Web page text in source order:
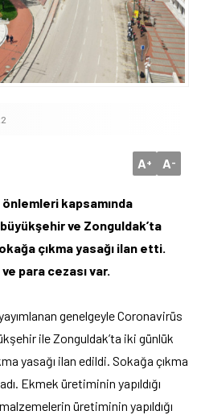
A+ A-
önlemleri kapsamında
ve Zonguldak’ta
çıkma yasağı ilan etti.
para cezası var.
genelgeyle Coronavirüs
ile Zonguldak’ta iki günlük
yasağı ilan edildi. Sokağa çıkma
Ekmek üretiminin yapıldığı
üretiminin yapıldığı